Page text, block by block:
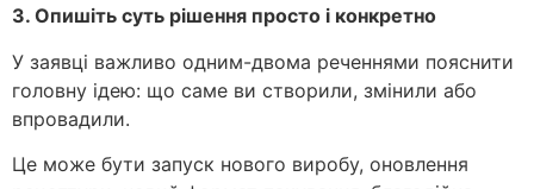
3. Опишіть суть рішення просто і конкретно
У заявці важливо одним-двома реченнями пояснити
головну ідею: що саме ви створили, змінили або
впровадили.
Це може бути запуск нового виробу, оновлення